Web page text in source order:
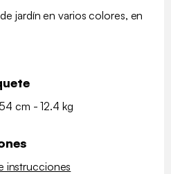
jardín en varios colores, en
cm - 12.4 kg
instrucciones